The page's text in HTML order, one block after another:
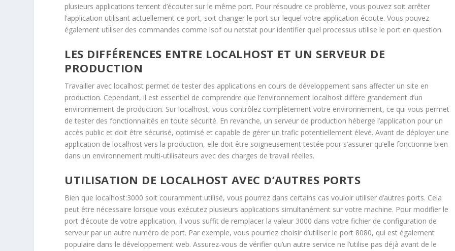
plusieurs applications tentent d’écouter sur le même port. Pour résoudre ce problème, vous pouvez soit arrêter
l’application utilisant actuellement ce port, soit changer le port sur lequel votre application écoute. Vous pouvez
également utiliser des commandes comme lsof ou netstat pour identifier quel processus utilise le port en question.
LES DIFFÉRENCES ENTRE LOCALHOST ET UN SERVEUR DE
PRODUCTION
Travailler avec localhost permet de tester des applications en cours de développement sans affecter un site en
production. Cependant, il est essentiel de comprendre que l’environnement localhost diffère grandement d’un
environnement de production. Sur localhost, vous contrôlez complètement votre environnement, ce qui vous permet
de tester des fonctionnalités en toute sécurité. En revanche, un serveur de production héberge l’application pour un
accès public et doit être sécurisé, optimisé et capable de gérer un trafic potentiellement élevé. Avant de déployer une
application de localhost vers la production, elle doit être soigneusement testée pour s’assurer qu’elle fonctionne bien
dans un environnement multi-utilisateurs avec des charges de travail réelles.
UTILISATION DE LOCALHOST AVEC D’AUTRES PORTS
Bien que localhost:3000 soit couramment utilisé, vous pourrez dans certains cas vouloir utiliser d’autres ports. Cela
peut être nécessaire lorsque vous exécutez plusieurs applications simultanément sur votre machine. Pour modifier le
port d’écoute de votre application, il vous suffit de remplacer la valeur 3000 dans votre fichier de configuration de
serveur par un autre numéro de port. Par exemple, vous pourriez choisir d’utiliser le port 8080, qui est également
populaire dans le développement web. Assurez-vous de vérifier qu’un autre service ne l’utilise pas déjà avant de le